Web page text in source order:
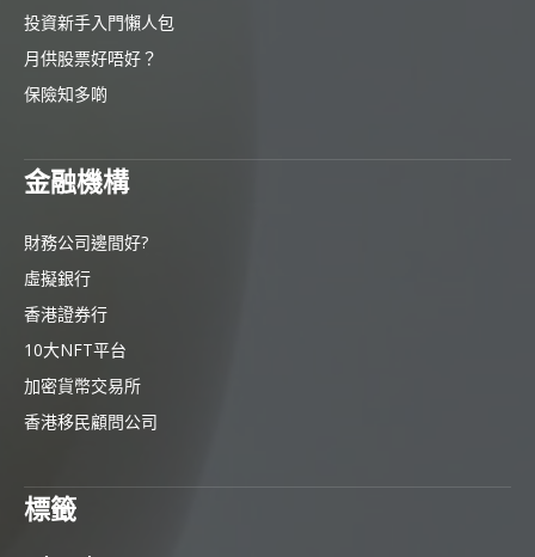
投資新手入門懶人包
月供股票好唔好？
保險知多啲
金融機構
財務公司邊間好?
虛擬銀行
香港證券行
10大NFT平台
加密貨幣交易所
香港移民顧問公司
標籤